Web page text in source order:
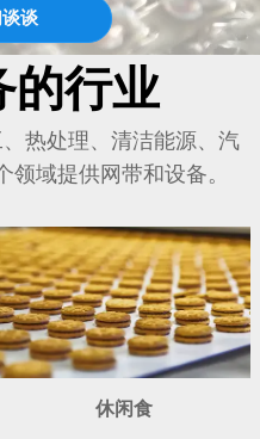
谈
的行业
热处理、清洁能源、汽
域提供网带和设备。
休闲食